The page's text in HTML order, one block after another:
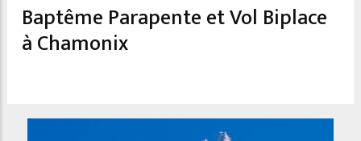
Baptême Parapente et Vol Biplace
à Chamonix